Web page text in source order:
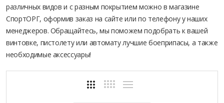
различных видов и с разным покрытием можно в магазине
СпортОРГ, оформив заказ на сайте или по телефону у наших
менеджеров. Обращайтесь, мы поможем подобрать к вашей
винтовке, пистолету или автомату лучшие боеприпасы, а также
необходимые аксессуары!